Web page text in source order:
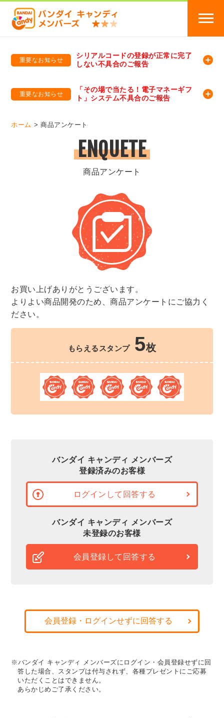
重要なお知らせ
シリアルコードの登録が正常に完了
しない不具合のご報告
重要なお知らせ
「その場で当たる！電子マネーギフ
ト」システム不具合のご報告
ホーム 商品アンケート
ENQUETE
商品アンケート
お買い上げありがとうございます。
よりよい商品開発のため、商品アンケートにご協力く
ださい。
もらえるスタンプ 5枚
バンダイ キャンディ メンバーズ
登録済みのお客様
ログインして回答する
バンダイ キャンディ メンバーズ
未登録のお客様
会員登録して回答する
会員登録・ログインせずに回答する
※バンダイ キャンディ メンバーズにログイン・会員登録せずに回
答した場合、スタンプは付与されず、各種プレゼントにご応募
いただくことはできません。
あらかじめご了承ください。